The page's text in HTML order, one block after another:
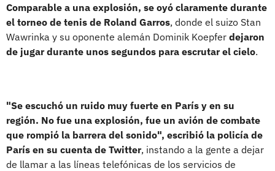
Comparable a una explosión, se oyó claramente durante
el torneo de tenis de Roland Garros, donde el suizo Stan
Wawrinka y su oponente alemán Dominik Koepfer dejaron
de jugar durante unos segundos para escrutar el cielo.
"Se escuchó un ruido muy fuerte en París y en su
región. No fue una explosión, fue un avión de combate
que rompió la barrera del sonido", escribió la policía de
París en su cuenta de Twitter, instando a la gente a dejar
de llamar a las líneas telefónicas de los servicios de